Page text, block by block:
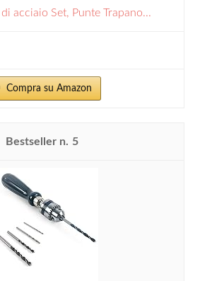
acciaio Set, Punte Trapano...
Compra su Amazon
5